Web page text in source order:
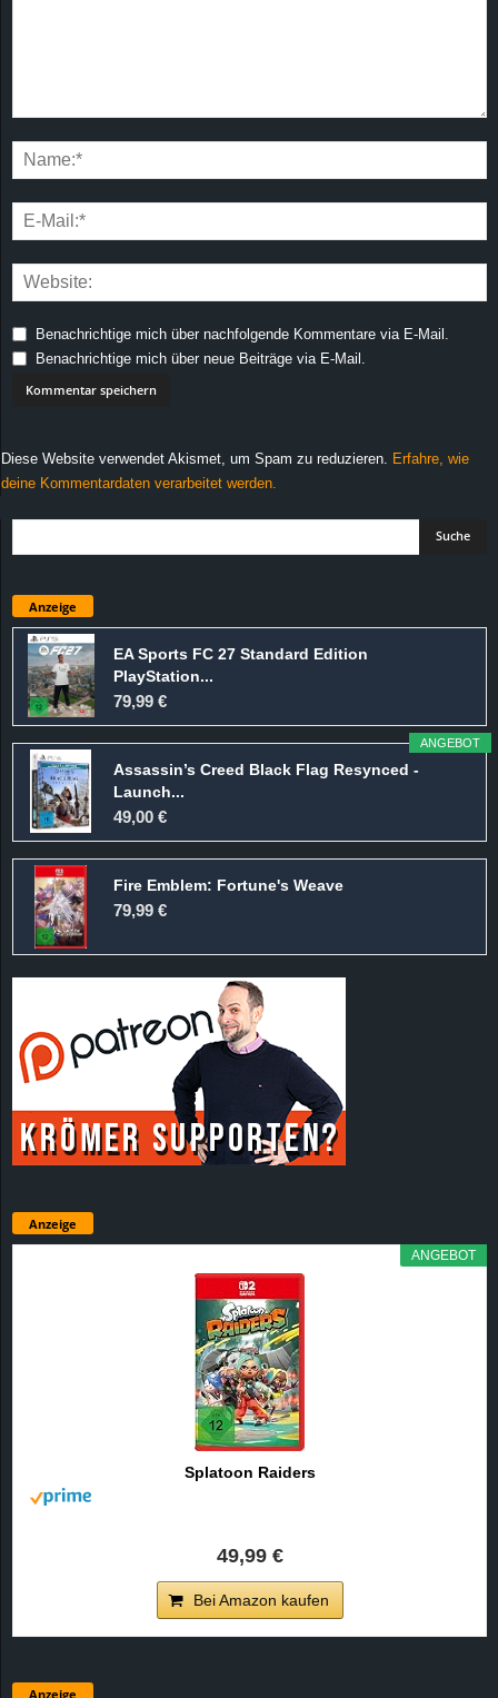
Benachrichtige mich über nachfolgende Kommentare via E-Mail.
Benachrichtige mich über neue Beiträge via E-Mail.
Diese Website verwendet Akismet, um Spam zu reduzieren.
Erfahre, wie
deine Kommentardaten verarbeitet werden.
Anzeige
EA Sports FC 27 Standard Edition
PlayStation...
79,99 €
ANGEBOT
Assassin’s Creed Black Flag Resynced -
Launch...
49,00 €
Fire Emblem: Fortune's Weave
79,99 €
Anzeige
ANGEBOT
Splatoon Raiders
49,99 €
Bei Amazon kaufen
Anzeige